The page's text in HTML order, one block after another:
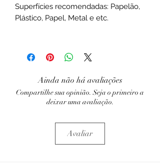
Superfícies recomendadas: Papelão,
Plástico, Papel, Metal e etc.
Ainda não há avaliações
Compartilhe sua opinião. Seja o primeiro a
deixar uma avaliação.
Avaliar